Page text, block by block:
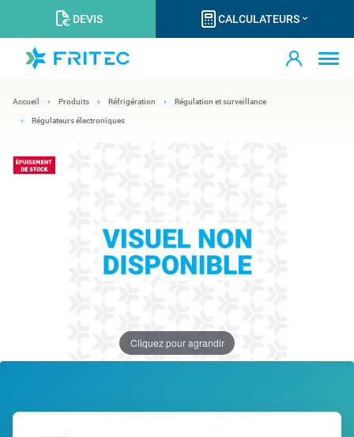
DEVIS CALCULATEURS
Accueil Produits Réfrigération Régulation et surveillance
Régulateurs électroniques
Cliquez pour agrandir